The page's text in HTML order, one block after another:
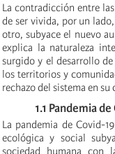
La contradicción entre
de ser vivida, por un
otro, subyace el nuevo
explica la naturaleza
surgido y el desarrollo
los territorios y
rechazo del sistema en
1.1 Pandemia de
La pandemia de Covid-
ecológica y social
sociedad humana con